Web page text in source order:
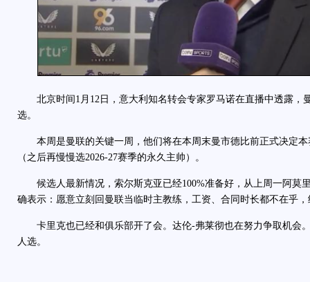
北京时间1月12日，意大利知名转会专家罗马诺在直播中透露，
选。
本周是曼联的关键一周，他们将在本周末曼市德比前正式决定本
（之后再慢慢选2026-27赛季的永久主帅）。
候选人最新情况，索尔斯克亚已经100%准备好，从上周一阿莫
确表示：愿意立刻回曼联当临时主教练，工资、合同时长都不在乎
卡里克也已经和俱乐部开了会。达伦-弗莱彻也在努力争取机会
人选。